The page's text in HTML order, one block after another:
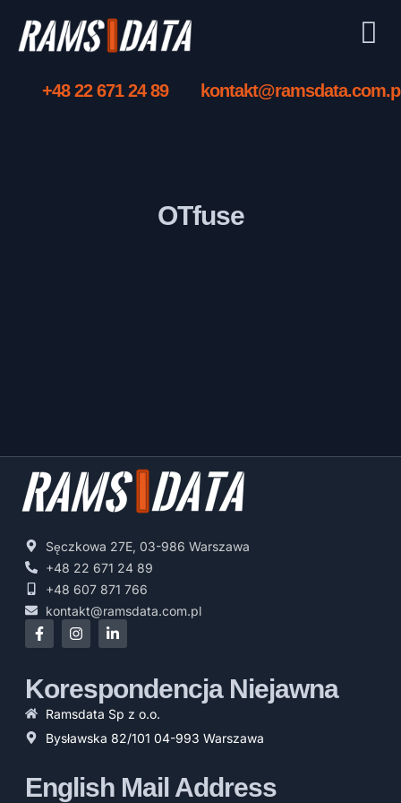
+48 22 671 24 89
OTfuse
Sęczkowa 27E, 03-986 Warszawa
+48 22 671 24 89
+48 607 871 766
kontakt@ramsdata.com.pl
Korespondencja Niejawna
Ramsdata Sp z o.o.
Bysławska 82/101 04-993 Warszawa
English Mail Address